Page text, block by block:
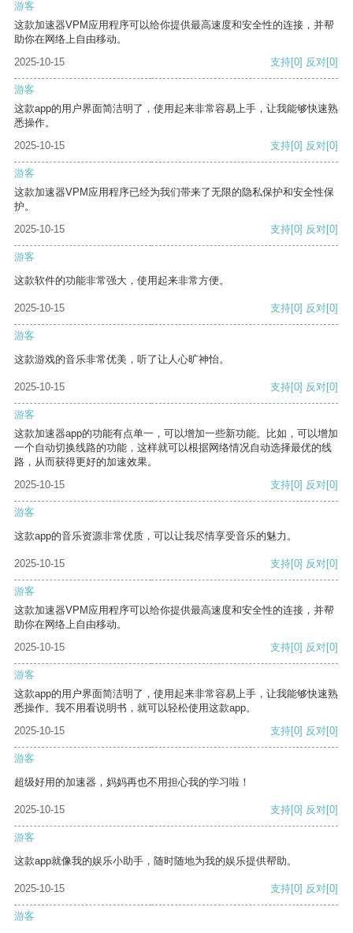
游客
这款加速器VPM应用程序可以给你提供最高速度和安全性的连接，并帮
助你在网络上自由移动。
2025-10-15
支持[0] 反对[0]
游客
这款app的用户界面简洁明了，使用起来非常容易上手，让我能够快速熟
悉操作。
2025-10-15
支持[0] 反对[0]
游客
这款加速器VPM应用程序已经为我们带来了无限的隐私保护和安全性保
护。
2025-10-15
支持[0] 反对[0]
游客
这款软件的功能非常强大，使用起来非常方便。
2025-10-15 支持[0] 反对[0]
游客
这款游戏的音乐非常优美，听了让人心旷神怡。
2025-10-15 支持[0] 反对[0]
游客
这款加速器app的功能有点单一，可以增加一些新功能。比如，可以增加
一个自动切换线路的功能，这样就可以根据网络情况自动选择最优的线
路，从而获得更好的加速效果。
2025-10-15
支持[0] 反对[0]
游客
这款app的音乐资源非常优质，可以让我尽情享受音乐的魅力。
2025-10-15 支持[0] 反对[0]
游客
这款加速器VPM应用程序可以给你提供最高速度和安全性的连接，并帮
助你在网络上自由移动。
2025-10-15
支持[0] 反对[0]
游客
这款app的用户界面简洁明了，使用起来非常容易上手，让我能够快速熟
悉操作。我不用看说明书，就可以轻松使用这款app。
2025-10-15
支持[0] 反对[0]
游客
超级好用的加速器，妈妈再也不用担心我的学习啦！
2025-10-15 支持[0] 反对[0]
游客
这款app就像我的娱乐小助手，随时随地为我的娱乐提供帮助。
2025-10-15 支持[0] 反对[0]
游客